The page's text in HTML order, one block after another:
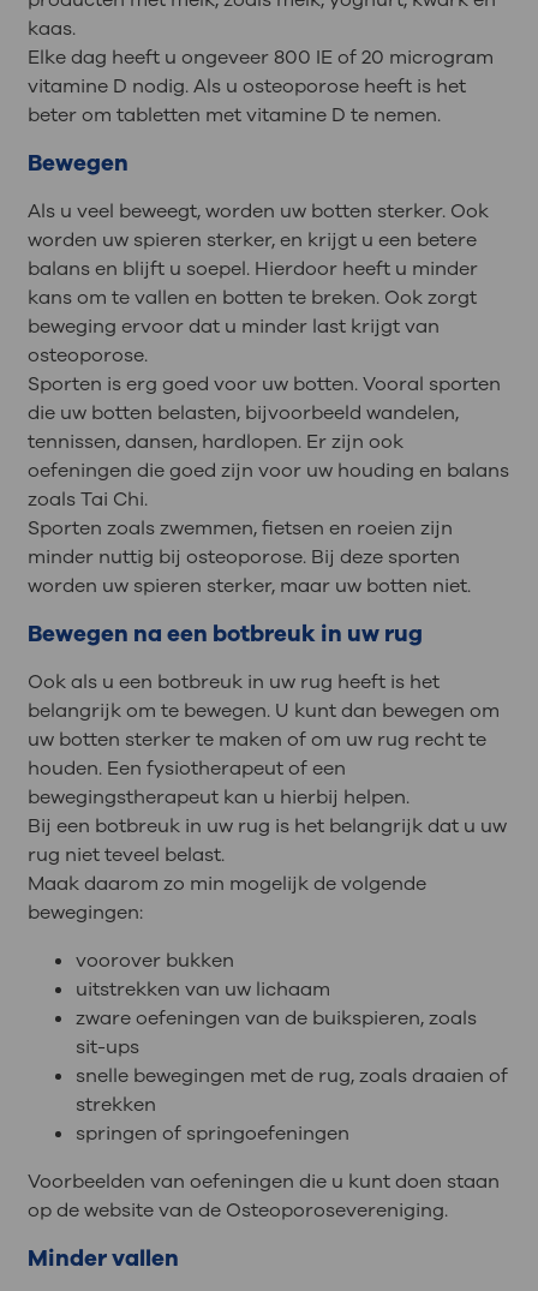
kaas.
Elke dag heeft u ongeveer 800 IE of 20 microgram
vitamine D nodig. Als u osteoporose heeft is het
beter om tabletten met vitamine D te nemen.
Bewegen
Als u veel beweegt, worden uw botten sterker. Ook
worden uw spieren sterker, en krijgt u een betere
balans en blijft u soepel. Hierdoor heeft u minder
kans om te vallen en botten te breken. Ook zorgt
beweging ervoor dat u minder last krijgt van
osteoporose.
Sporten is erg goed voor uw botten. Vooral sporten
die uw botten belasten, bijvoorbeeld wandelen,
tennissen, dansen, hardlopen. Er zijn ook
oefeningen die goed zijn voor uw houding en balans
zoals Tai Chi.
Sporten zoals zwemmen, fietsen en roeien zijn
minder nuttig bij osteoporose. Bij deze sporten
worden uw spieren sterker, maar uw botten niet.
Bewegen na een botbreuk in uw rug
Ook als u een botbreuk in uw rug heeft is het
belangrijk om te bewegen. U kunt dan bewegen om
uw botten sterker te maken of om uw rug recht te
houden. Een fysiotherapeut of een
bewegingstherapeut kan u hierbij helpen.
Bij een botbreuk in uw rug is het belangrijk dat u uw
rug niet teveel belast.
Maak daarom zo min mogelijk de volgende
bewegingen:
voorover bukken
uitstrekken van uw lichaam
zware oefeningen van de buikspieren, zoals
sit-ups
snelle bewegingen met de rug, zoals draaien of
strekken
springen of springoefeningen
Voorbeelden van oefeningen die u kunt doen staan
op de website van de Osteoporosevereniging.
Minder vallen